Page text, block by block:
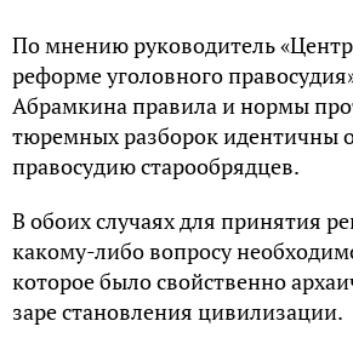
По мнению руководитель
реформе уголовного
Абрамкина правила и нормы
тюремных разборок идентичны
правосудию старообрядцев.
В обоих случаях для принятия
какому-либо вопросу
которое было свойственно
заре становления цивилизации.